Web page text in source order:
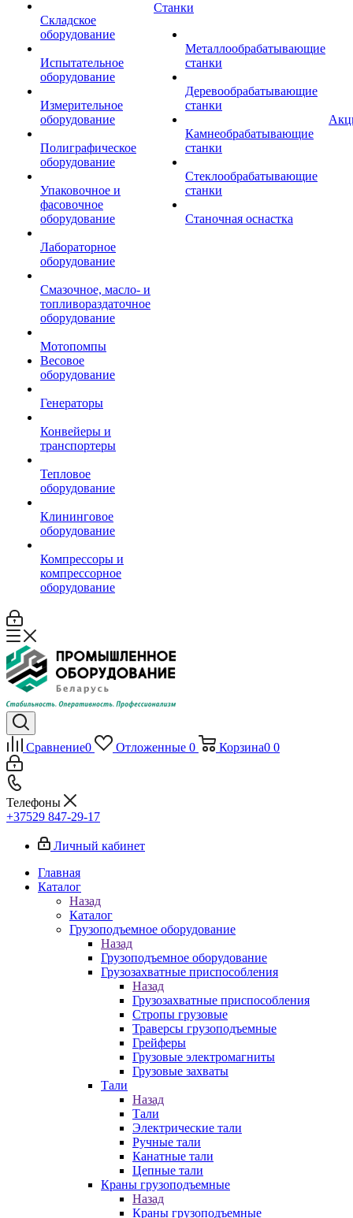
Складское
оборудование
Испытательное
оборудование
Измерительное
оборудование
Полиграфическое
оборудование
Упаковочное и
фасовочное
оборудование
Лабораторное
оборудование
Смазочное, масло- и
топливораздаточное
оборудование
Мотопомпы
Весовое
оборудование
Генераторы
Конвейеры и
транспортеры
Тепловое
оборудование
Клининговое
оборудование
Компрессоры и
компрессорное
оборудование
Станки
Металлообрабатывающие
станки
Деревообрабатывающие
станки
Камнеобрабатывающие
станки
Стеклообрабатывающие
станки
Станочная оснастка
Сравнение0 Отложенные 0 Корзина0 0
Телефоны
+37529 847-29-17‬
Личный кабинет
Главная
Каталог
Назад
Каталог
Грузоподъемное оборудование
Назад
Грузоподъемное оборудование
Грузозахватные приспособления
Назад
Грузозахватные приспособления
Стропы грузовые
Траверсы грузоподъемные
Грейферы
Грузовые электромагниты
Грузовые захваты
Тали
Назад
Тали
Электрические тали
Ручные тали
Канатные тали
Цепные тали
Краны грузоподъемные
Назад
Краны грузоподъемные